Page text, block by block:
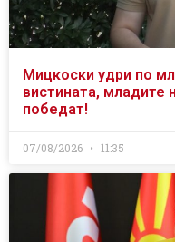
Мицкоски удри по
вистината, младите
победат!
07/08/2026 11:35